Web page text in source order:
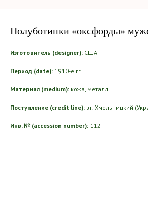
Полуботинки «оксфорды»
Изготовитель (designer): США
Период (date): 1910-е гг.
Материал (medium): кожа, металл
Поступление (credit line): зг. Хмельницкий
Инв. № (accession number): 112